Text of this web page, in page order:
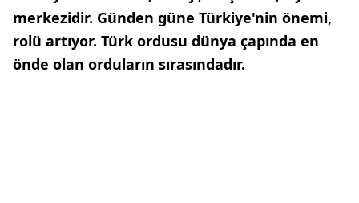
merkezidir. Günden güne Türkiye'nin önemi,
rolü artıyor. Türk ordusu dünya çapında en
önde olan orduların sırasındadır.